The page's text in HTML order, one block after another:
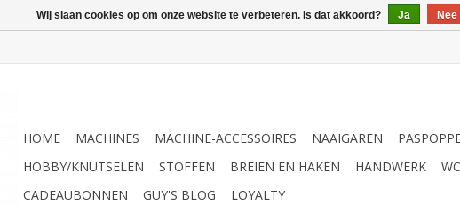
HOME MACHINES MACHINE-ACCESSOIRES NAAIGAREN
HOBBY/KNUTSELEN
STOFFEN BREIEN EN HAKEN HANDWERK
CADEAUBONNEN
GUY'S BLOG LOYALTY
Wij slaan cookies op om onze website te verbeteren. Is dat akkoord? Ja Nee